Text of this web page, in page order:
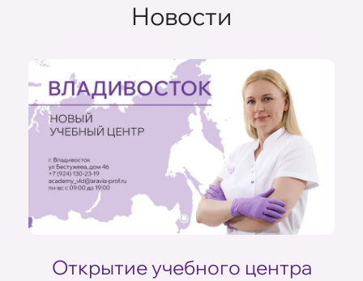
Новости
Открытие учебного центра